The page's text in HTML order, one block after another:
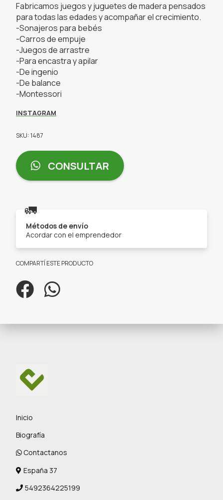
Fabricamos juegos y juguetes de madera pensados
para todas las edades y acompañar el crecimiento.
-Sonajeros para bebés
-Carros de empuje
-Juegos de arrastre
-Para encastra y apilar
-De ingenio
-De balance
-Montessori
INSTAGRAM
SKU: 1487
CONSULTAR
🚛
Métodos de envío
Acordar con el emprendedor
COMPARTÍ ESTE PRODUCTO
Inicio
Biografía
Contactanos
España 37
5492364225199